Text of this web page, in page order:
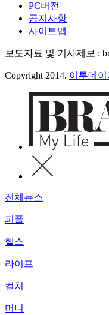
PC버전
공지사항
사이트맵
보도자료 및 기사제보 :
Copyright 2014. 이투데이
전체뉴스
피플
헬스
라이프
컬처
머니